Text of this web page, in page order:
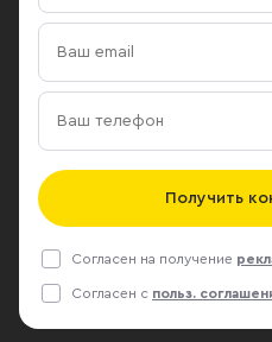
Получить
Согласен на получение
Согласен с польз.